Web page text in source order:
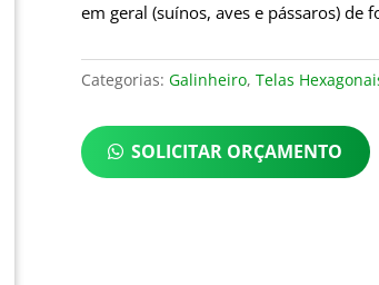
em geral (suínos, aves e pássaros) de
Categorias: Galinheiro, Telas
SOLICITAR ORÇAMENTO